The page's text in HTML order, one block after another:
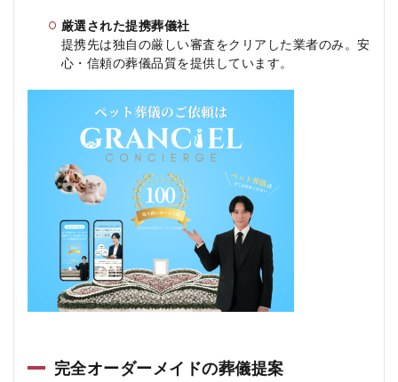
のす
べて
に対
応
CIEL(グ
エル)の
口コ
ミ、評
2.1
GRAN
CIEL(グ
ランシ
エル)の
2.2
厳選された提携葬儀社
提携先は独自の厳しい審査をクリアした業者のみ。安
心・信頼の葬儀品質を提供しています。
完全オーダーメイドの葬儀提案